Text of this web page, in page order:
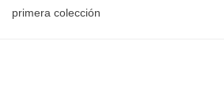
primera colección